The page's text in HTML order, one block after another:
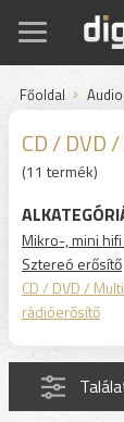
Főoldal
CD / DVD
(11 termék)
Mikro-, mini
Sztereó erősítő
CD / DVD /
rádióerősítő